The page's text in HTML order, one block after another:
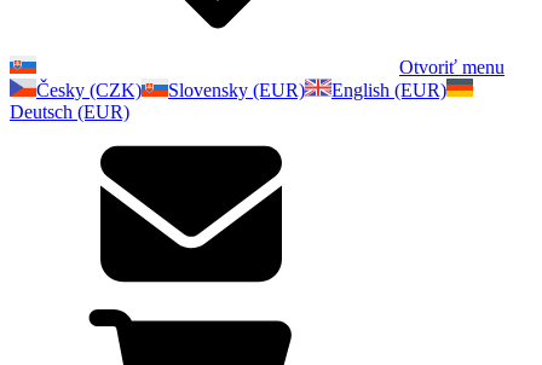
Otvoriť menu
Česky (CZK)
Slovensky (EUR)
English (EUR)
Deutsch (EUR)